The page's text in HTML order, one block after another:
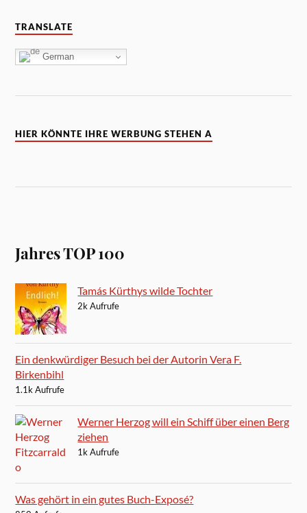
TRANSLATE
German
HIER KÖNNTE IHRE WERBUNG STEHEN A
Jahres TOP 100
Tamás Kürthys wilde Tochter
2k Aufrufe
Ein denkwürdiger Besuch bei der Autorin Vera F.
Birkenbihl
1.1k Aufrufe
Werner Herzog will ein Schiff über einen Berg
ziehen
1k Aufrufe
Was gehört in ein gutes Buch-Exposé?